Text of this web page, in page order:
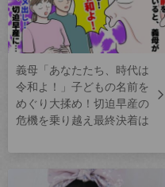
義母「あなたたち、時代は
令和よ！」子どもの名前を
めぐり大揉め！切迫早産の
危機を乗り越え最終決着は